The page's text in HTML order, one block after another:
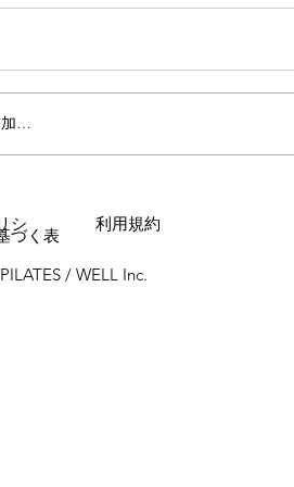
加…
/ WELL Inc.
シ
利用規約
づく表